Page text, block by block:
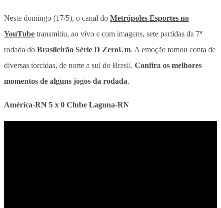
Neste domingo (17/5), o canal do Metrópoles Esportes no
YouTube transmitiu, ao vivo e com imagens, sete partidas da 7ª
rodada do Brasileirão Série D ZeroUm. A emoção tomou conta de
diversas torcidas, de norte a sul do Brasil. Confira os melhores
momentos de alguns jogos da rodada.
América-RN 5 x 0 Clube Laguna-RN